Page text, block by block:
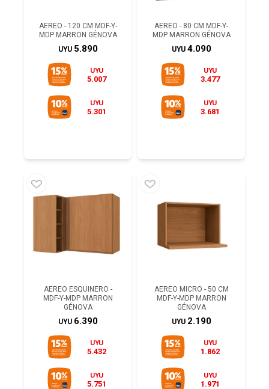
AEREO - 120 CM MDF-Y-
MDP MARRON GÉNOVA
UYU 5.890
UYU
5.007
UYU
5.301
AEREO - 80 CM MDF-Y-
MDP MARRON GÉNOVA
UYU 4.090
UYU
3.477
UYU
3.681
AEREO ESQUINERO -
MDF-Y-MDP MARRON
GÉNOVA
UYU 6.390
UYU
5.432
UYU
5.751
AEREO MICRO - 50 CM
MDF-Y-MDP MARRON
GÉNOVA
UYU 2.190
UYU
1.862
UYU
1.971